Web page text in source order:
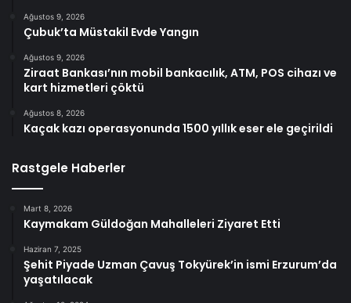
Ağustos 9, 2026
Çubuk’ta Müstakil Evde Yangın
Ağustos 9, 2026
Ziraat Bankası’nın mobil bankacılık, ATM, POS cihazı ve
kart hizmetleri çöktü
Ağustos 8, 2026
Kaçak kazı operasyonunda 1500 yıllık eser ele geçirildi
Rastgele Haberler
Mart 8, 2026
Kaymakam Güldoğan Mahalleleri Ziyaret Etti
Haziran 7, 2025
Şehit Piyade Uzman Çavuş Tokyürek’in ismi Erzurum’da
yaşatılacak